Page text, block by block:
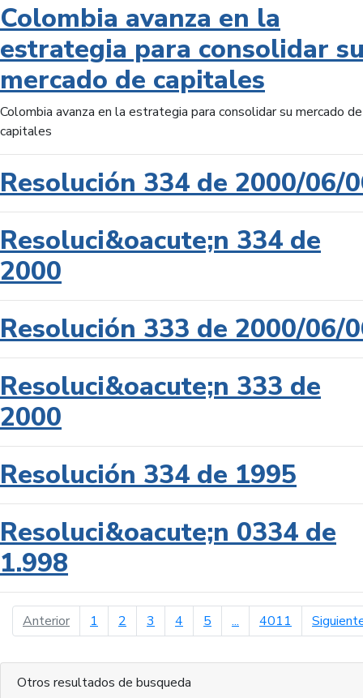
Colombia avanza en la
estrategia para consolidar
mercado de capitales
Colombia avanza en la estrategia para consolidar su mercado de
capitales
Resolución 334 de 2000/06/
Resoluci&oacute;n 334 de
2000
Resolución 333 de 2000/06/
Resoluci&oacute;n 333 de
2000
Resolución 334 de 1995
Resoluci&oacute;n 0334 de
1.998
Anteriorpágina anterior
1 2 3 4 5 ... 4011
Otros resultados de busqueda